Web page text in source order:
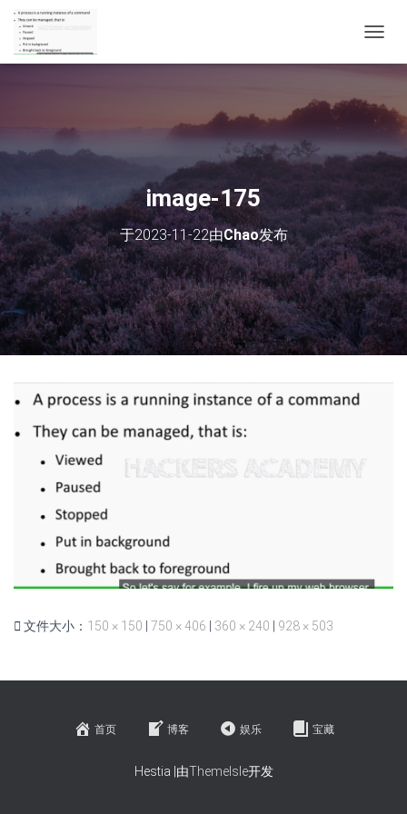
换
image-175
于2023-11-22由Chao发布
文件大小： 150 × 150 | 750 × 406 | 360 × 240 | 928 × 503
首页 博客 娱乐 宝藏
Hestia |由ThemeIsle开发